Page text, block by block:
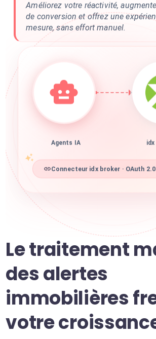
Améliorez votre réactivité,
de conversion et offrez une
mesure, sans effort manuel.
Agents IA
Connecteur idx broker · OAuth
Le traitement
des alertes
immobilières
votre